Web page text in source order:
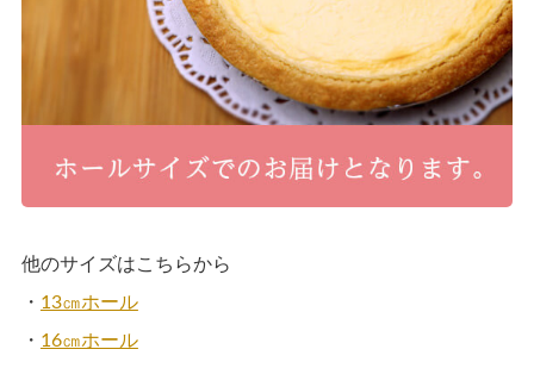
他のサイズはこちらから
・ 13㎝ホール
・ 16㎝ホール